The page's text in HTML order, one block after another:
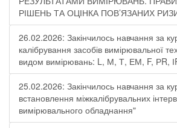
РІШЕНЬ ТА ОЦІНКА ПОВ’ЯЗАНИХ
26.02.2026: Закінчилось навчання за
калібрування засобів вимірювальної
видом вимірювань: L, М, Т, ЕМ, F, РR,
25.02.2026: Закінчилось навчання за
встановлення міжкалібрувальних
вимірювального обладнання"